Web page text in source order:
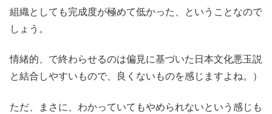
組織としても完成度が極めて低かった、ということなので
しょう。
情緒的、で終わらせるのは偏見に基づいた日本文化悪玉説
と結合しやすいもので、良くないものを感じますよね。）
ただ、まさに、わかっていてもやめられないという感じも